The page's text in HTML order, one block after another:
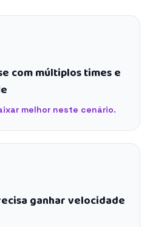
com múltiplos times e
melhor neste cenário.
ganhar velocidade